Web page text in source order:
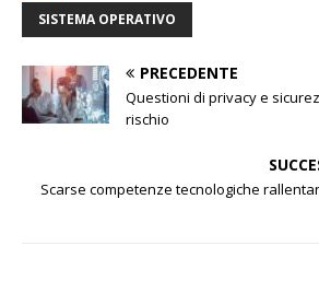
SISTEMA OPERATIVO
PRECEDENTE
Questioni di privacy e
rischio
Scarse competenze tecnologiche